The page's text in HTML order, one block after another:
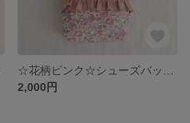
2,000円